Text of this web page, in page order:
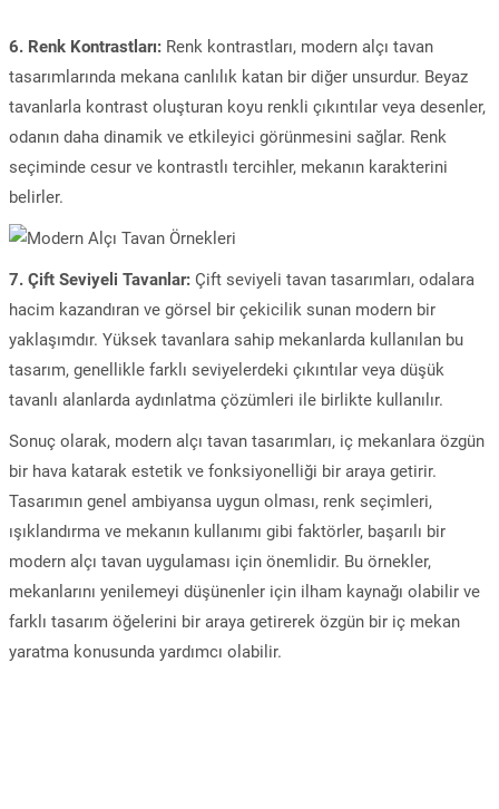
6. Renk Kontrastları: Renk kontrastları, modern alçı tavan
tasarımlarında mekana canlılık katan bir diğer unsurdur. Beyaz
tavanlarla kontrast oluşturan koyu renkli çıkıntılar veya desenler,
odanın daha dinamik ve etkileyici görünmesini sağlar. Renk
seçiminde cesur ve kontrastlı tercihler, mekanın karakterini
belirler.
7. Çift Seviyeli Tavanlar: Çift seviyeli tavan tasarımları, odalara
hacim kazandıran ve görsel bir çekicilik sunan modern bir
yaklaşımdır. Yüksek tavanlara sahip mekanlarda kullanılan bu
tasarım, genellikle farklı seviyelerdeki çıkıntılar veya düşük
tavanlı alanlarda aydınlatma çözümleri ile birlikte kullanılır.
Sonuç olarak, modern alçı tavan tasarımları, iç mekanlara özgün
bir hava katarak estetik ve fonksiyonelliği bir araya getirir.
Tasarımın genel ambiyansa uygun olması, renk seçimleri,
ışıklandırma ve mekanın kullanımı gibi faktörler, başarılı bir
modern alçı tavan uygulaması için önemlidir. Bu örnekler,
mekanlarını yenilemeyi düşünenler için ilham kaynağı olabilir ve
farklı tasarım öğelerini bir araya getirerek özgün bir iç mekan
yaratma konusunda yardımcı olabilir.